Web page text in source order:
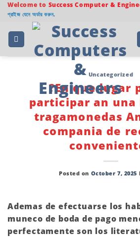
Skip
content
Welcome to Success Computer &
প্রাইজ যেনে অর্ডার করুন.
Uncategorized
?En que lugar
participar an una
tragamonedas
compania de
Posted on October 7, 2025
Ademas de efectuarse los
muneco de boda de pago
perfectamente son los